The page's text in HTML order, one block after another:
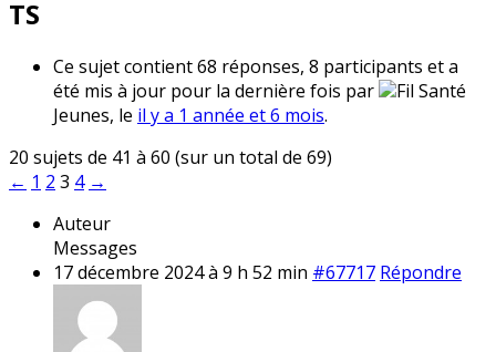
TS
Ce sujet contient 68 réponses, 8 participants et a
été mis à jour pour la dernière fois par
Fil Santé
Jeunes, le il y a 1 année et 6 mois.
20 sujets de 41 à 60 (sur un total de 69)
← 1 2 3 4 →
Auteur
Messages
17 décembre 2024 à 9 h 52 min #67717 Répondre